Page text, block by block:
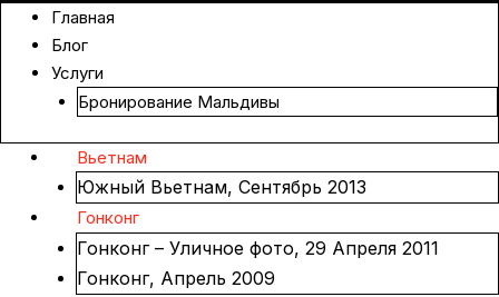
Главная
Блог
Услуги
Бронирование Мальдивы
Вьетнам
Южный Вьетнам, Сентябрь 2013
Гонконг
Гонконг – Уличное фото, 29 Апреля 2011
Гонконг, Апрель 2009